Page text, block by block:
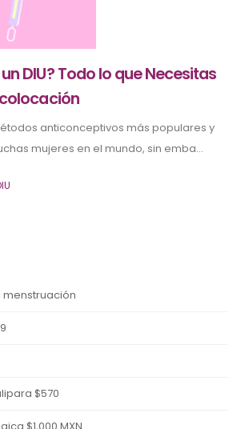
$570
DIU? Todo lo que Necesitas
anticonceptivos más populares y
mujeres en el mundo, sin emba...